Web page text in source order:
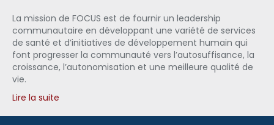
La mission de FOCUS est de fournir un leadership
communautaire en développant une variété de services
de santé et d’initiatives de développement humain qui
font progresser la communauté vers l’autosuffisance, la
croissance, l’autonomisation et une meilleure qualité de
vie.
Lire la suite